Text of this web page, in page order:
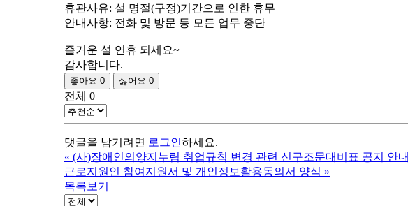
휴관사유: 설 명절(구정)기간으로 인한 휴무
안내사항: 전화 및 방문 등 모든 업무 중단
즐거운 설 연휴 되세요~
감사합니다.
좋아요 0 싫어요 0
전체 0
댓글을 남기려면 로그인하세요.
« (사)장애인의양지누림 취업규칙 변경 관련 신구조문대비표 공지 안내
근로지원인 참여지원서 및 개인정보활용동의서 양식 »
목록보기